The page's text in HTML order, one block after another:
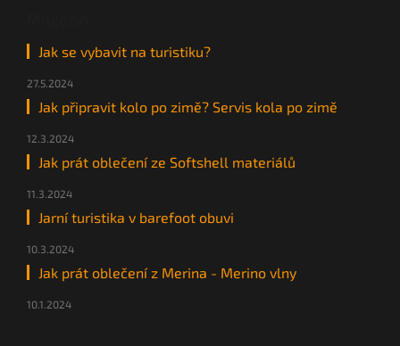
Jak se vybavit na turistiku?
27.5.2024
Jak připravit kolo po zimě? Servis kola po zimě
12.3.2024
Jak prát oblečení ze Softshell materiálů
11.3.2024
Jarní turistika v barefoot obuvi
10.3.2024
Jak prát oblečení z Merina - Merino vlny
10.1.2024